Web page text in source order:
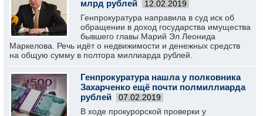
млрд рублей
12.02.2019
Генпрокуратура направила в суд иск об
обращении в доход государства имущества
бывшего главы Марий Эл Леонида
Маркелова. Речь идёт о недвижимости и денежных средств
на общую сумму в полтора миллиарда рублей.
Генпрокуратура нашла у полковника
Захарченко ещё почти полмиллиарда
рублей
07.02.2019
В ходе прокурорской проверки у